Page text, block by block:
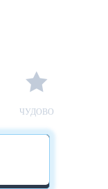
ЧУДОВО